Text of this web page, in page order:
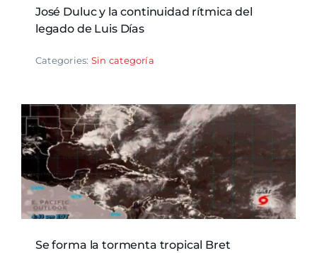
José Duluc y la continuidad rítmica del
legado de Luis Días
Categories: Sin categoría
Se forma la tormenta tropical Bret